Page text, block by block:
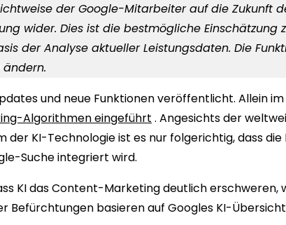
der Google-Mitarbeiter auf die Zukunft
wider. Dies ist die bestmögliche Einschätzung
der Analyse aktueller Leistungsdaten. Die
und neue Funktionen veröffentlicht. Allein im
Algorithmen eingeführt . Angesichts der
KI-Technologie ist es nur folgerichtig, dass die
Suche integriert wird.
KI das Content-Marketing deutlich erschweren,
Befürchtungen basieren auf Googles KI-